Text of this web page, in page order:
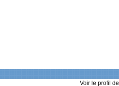
Voir le profil de